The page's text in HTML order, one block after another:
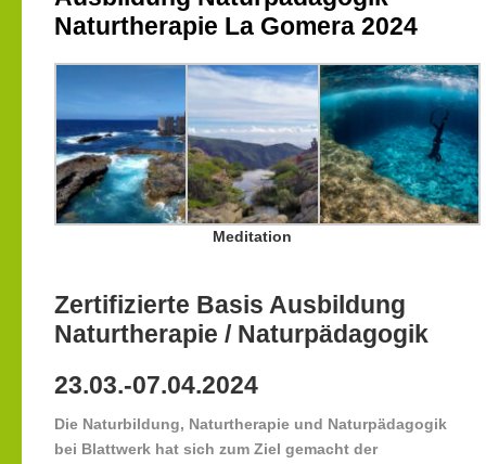
Naturtherapie La Gomera 2024
Meditation
Zertifizierte Basis Ausbildung
Naturtherapie / Naturpädagogik
23.03.-07.04.2024
Die Naturbildung, Naturtherapie und Naturpädagogik
bei Blattwerk hat sich zum Ziel gemacht der